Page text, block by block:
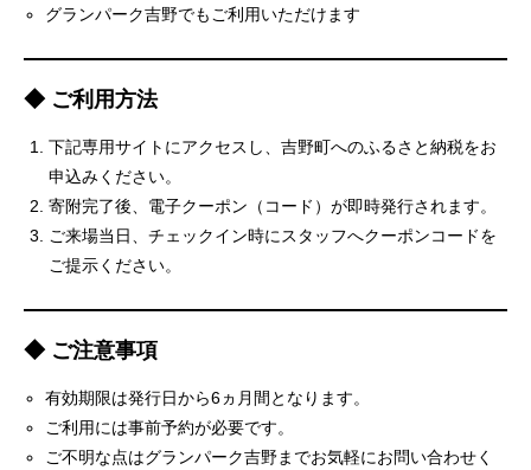
グランパーク吉野でもご利用いただけます
◆ ご利用方法
下記専用サイトにアクセスし、吉野町へのふるさと納税をお
申込みください。
寄附完了後、電子クーポン（コード）が即時発行されます。
ご来場当日、チェックイン時にスタッフへクーポンコードを
ご提示ください。
◆ ご注意事項
有効期限は発行日から6ヵ月間となります。
ご利用には事前予約が必要です。
ご不明な点はグランパーク吉野までお気軽にお問い合わせく